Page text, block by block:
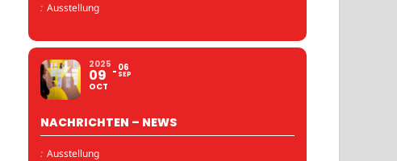
: Ausstellung
2025
09
OCT
06
SEP
NACHRICHTEN – NEWS
: Ausstellung